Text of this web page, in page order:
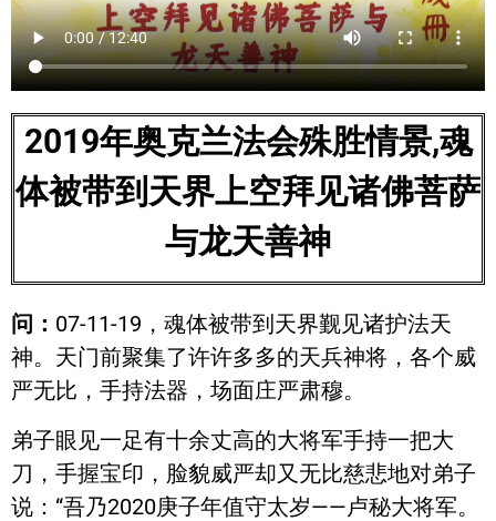
2019年奥克兰法会殊胜情景,魂
体被带到天界上空拜见诸佛菩萨
与龙天善神
问： 07-11-19，魂体被带到天界觐见诸护法天
神。天门前聚集了许许多多的天兵神将，各个威
严无比，手持法器，场面庄严肃穆。
弟子眼见一足有十余丈高的大将军手持一把大
刀，手握宝印，脸貌威严却又无比慈悲地对弟子
说：“吾乃2020庚子年值守太岁——卢秘大将军。